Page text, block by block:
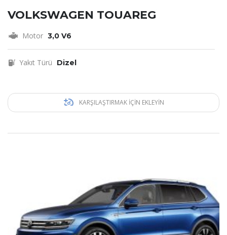
VOLKSWAGEN TOUAREG
Motor 3,0 V6
Yakıt Türü Dizel
KARŞILAŞTIRMAK IÇIN EKLEYIN